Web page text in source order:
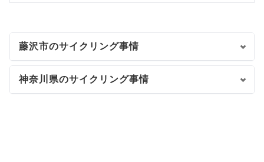
藤沢市のサイクリング事情
神奈川県のサイクリング事情